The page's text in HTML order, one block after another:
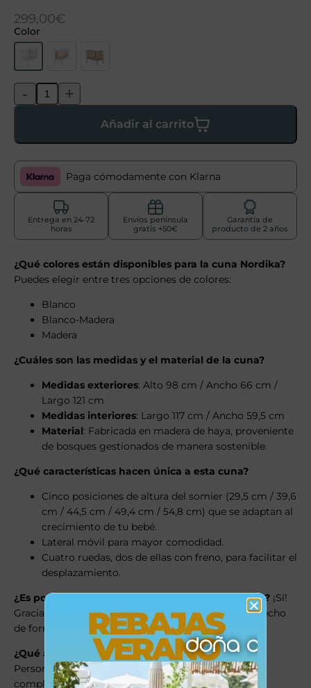
299,00€
Color
- +
Añadir al carrito
Paga cómodamente con Klarna
Entrega en 24-72
horas
Envíos península
gratis +50€
Garantía de
producto de 2 años
¿Qué colores están disponibles para la cuna Nordika?
Puedes elegir entre tres opciones de colores:
Blanco
Blanco-Madera
Madera
¿Cuáles son las medidas y el material de la cuna?
Medidas exteriores: Alto 98 cm / Ancho 66 cm /
Largo 121 cm
Medidas interiores: Largo 117 cm / Ancho 59,5 cm
Material: Fabricada en madera de haya, proveniente
de bosques gestionados de manera sostenible.
¿Qué características hacen única a esta cuna?
Cinco posiciones de altura del somier (29,5 cm / 39,6
cm / 44,5 cm / 49,4 cm / 54,8 cm) que se adaptan al
crecimiento de tu bebé.
Lateral móvil para mayor comodidad.
Cuatro ruedas, dos de ellas con freno, para facilitar el
desplazamiento.
¿Es posible practicar colecho con la cuna Nordika? ¡Sí!
Gracias al kit colecho CP-2007, puedes practicar colecho
de forma segura y cómoda.
¿Qué accesorios opcionales están disponibles?
Personaliza tu cuna Nordika con los siguientes
complementos:
REBAJAS
VERANO